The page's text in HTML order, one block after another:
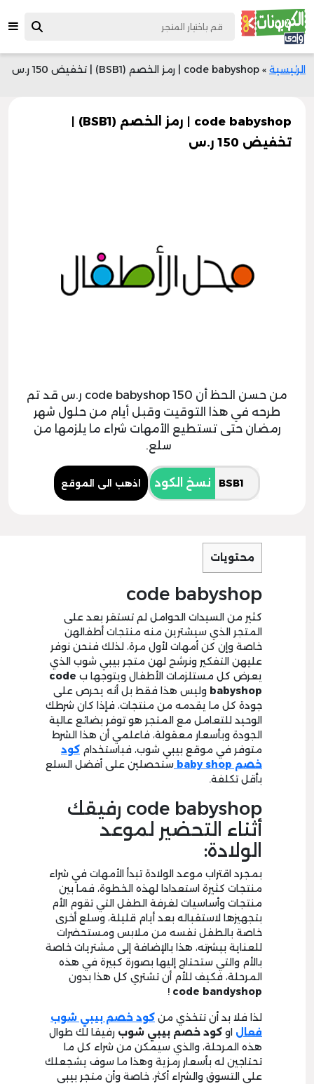
الرئيسية » code babyshop | رمز الخصم (BSB1) | تخفيض 150 ر.س
code babyshop | رمز الخصم (BSB1) |
تخفيض 150 ر.س
من حسن الحظ أن code babyshop 150 ر.س قد تم
طرحه في هذا التوقيت وقبل أيام من حلول شهر
رمضان حتى تستطيع الأمهات شراء ما يلزمها من
سلع.
نسخ الكود اذهب الى الموقع
محتويات
code babyshop
كثير من السيدات الحوامل لم تستقر بعد على
المتجر الذي سيشترين منه منتجات أطفالهن
خاصة وإن كن أمهات لأول مرة، لذلك فنحن نوفر
عليهن التفكير ونرشح لهن متجر بيبي شوب الذي
يعرض كل مستلزمات الأطفال ويتوجها ب code
babyshop وليس هذا فقط بل أنه يحرص على
جودة كل ما يقدمه من منتجات، فإذا كان شرطك
الوحيد للتعامل مع المتجر هو توفر بضائع عالية
الجودة وبأسعار معقولة، فاعلمي أن هذا الشرط
متوفر في موقع بيبي شوب، فباستخدام كود
خصم baby shop
ستحصلين على أفضل السلع
بأقل تكلفة.
code babyshop رفيقك
أثناء التحضير لموعد
الولادة:
بمجرد اقتراب موعد الولادة تبدأ الأمهات في شراء
منتجات كثيرة استعدادا لهذه الخطوة، فما بين
منتجات وأساسيات لغرفة الطفل التي تقوم الأم
بتجهيزها لاستقباله بعد أيام قليلة، وسلع أخرى
خاصة بالطفل نفسه من ملابس ومستحضرات
للعناية ببشرته، هذا بالإضافة إلى مشتريات خاصة
بالأم والتي ستحتاج إليها بصورة كبيرة في هذه
المرحلة، فكيف للأم أن تشتري كل هذا بدون
code bandyshop
!
لذا فلا بد أن تتخذي من كود خصم بيبي شوب
فعال او كود خصم بيبي شوب رفيقا لك طوال
هذه المرحلة، والذي سيمكن من شراء كل ما
تحتاجين له بأسعار رمزية وهذا ما سوف يشجعلك
على التسوق والشراء أكثر، خاصة وأن متجر بيبي